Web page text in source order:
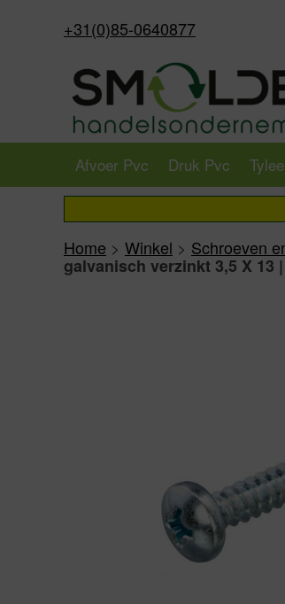
+31(0)85-0640877
Afvoer Pvc Druk Pvc
Home > Winkel > Schroeven
galvanisch verzinkt 3,5 X 13